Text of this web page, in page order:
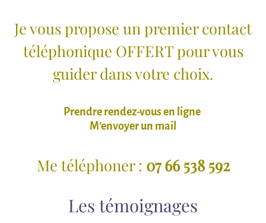
Je vous propose un premier contact
téléphonique OFFERT pour vous
guider dans votre choix.
Prendre rendez-vous en ligne
M’envoyer un mail
Me téléphoner : 07 66 538 592
Les témoignages